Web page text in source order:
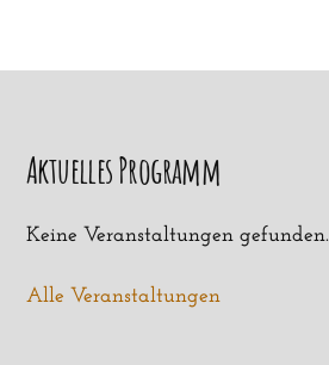
Aktuelles Programm
Keine Veranstaltungen gefunden.
Alle Veranstaltungen